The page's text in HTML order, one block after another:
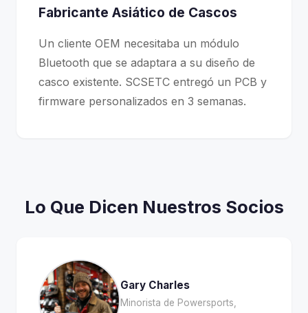
Fabricante Asiático de Cascos
Un cliente OEM necesitaba un módulo
Bluetooth que se adaptara a su diseño de
casco existente. SCSETC entregó un PCB y
firmware personalizados en 3 semanas.
Lo Que Dicen Nuestros Socios
Gary Charles
Minorista de Powersports,